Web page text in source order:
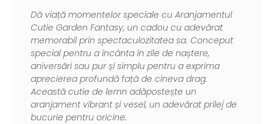
Dă viață momentelor speciale cu Aranjamentul
Cutie Garden Fantasy, un cadou cu adevărat
memorabil prin spectaculozitatea sa. Conceput
special pentru a încânta în zile de naștere,
aniversări sau pur și simplu pentru a exprima
aprecierea profundă față de cineva drag.
Această cutie de lemn adăpostește un
aranjament vibrant și vesel, un adevărat prilej de
bucurie pentru oricine.